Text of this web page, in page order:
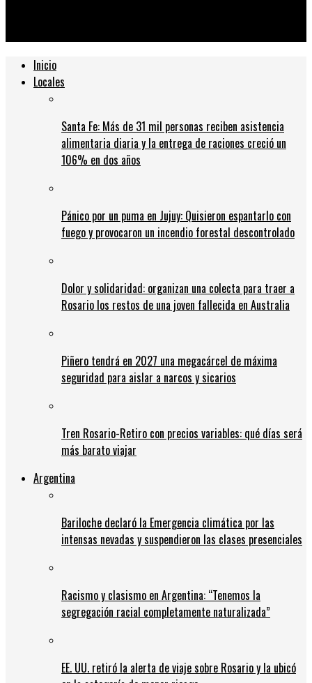
Inicio
Locales
Santa Fe: Más de 31 mil personas reciben asistencia
alimentaria diaria y la entrega de raciones creció un
106% en dos años
Pánico por un puma en Jujuy: Quisieron espantarlo con
fuego y provocaron un incendio forestal descontrolado
Dolor y solidaridad: organizan una colecta para traer a
Rosario los restos de una joven fallecida en Australia
Piñero tendrá en 2027 una megacárcel de máxima
seguridad para aislar a narcos y sicarios
Tren Rosario-Retiro con precios variables: qué días será
más barato viajar
Argentina
Bariloche declaró la Emergencia climática por las
intensas nevadas y suspendieron las clases presenciales
Racismo y clasismo en Argentina: “Tenemos la
segregación racial completamente naturalizada”
EE. UU. retiró la alerta de viaje sobre Rosario y la ubicó